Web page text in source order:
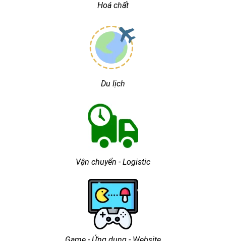
Hoá chất
Du lịch
Vận chuyển - Logistic